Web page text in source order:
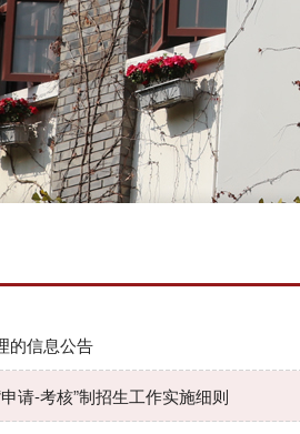
的信息公告
请-考核”制招生工作实施细则